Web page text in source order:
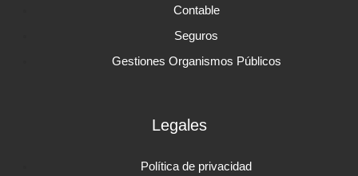
Contable
Seguros
Gestiones Organismos Públicos
Legales
Política de privacidad